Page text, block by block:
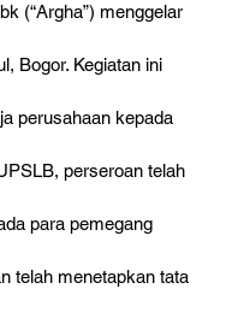
(“Argha”) menggelar
Bogor. Kegiatan ini
perusahaan kepada
perseroan telah
para pemegang
telah menetapkan tata